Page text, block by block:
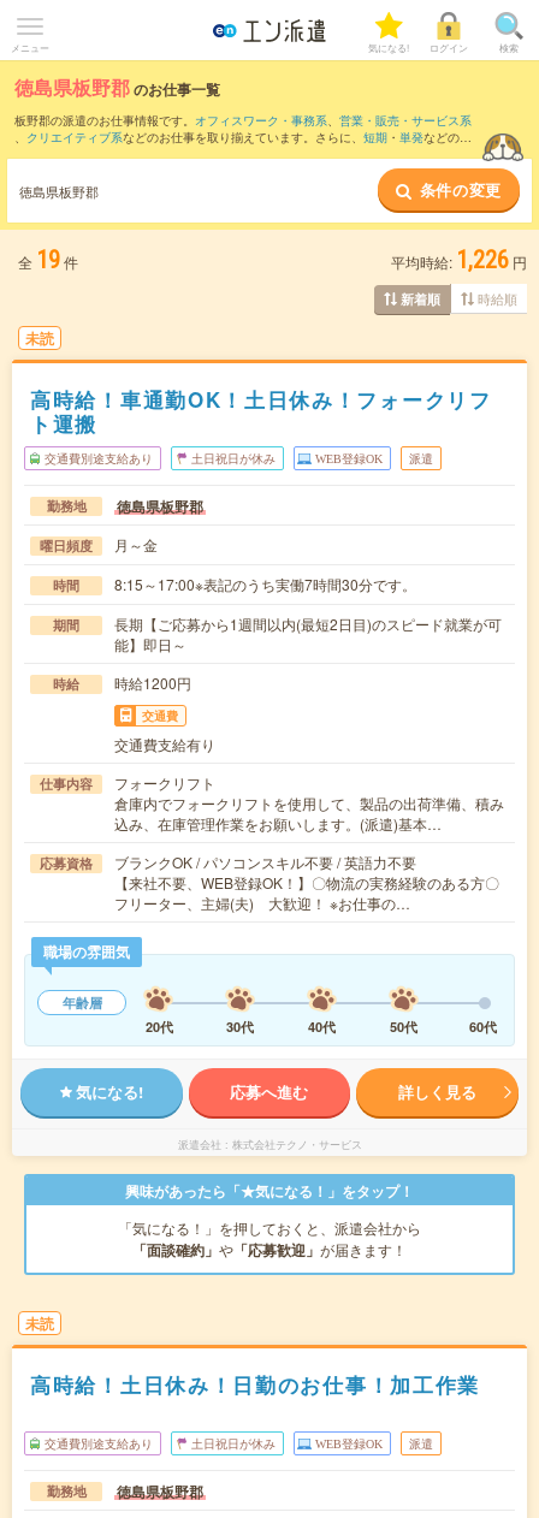
メニュー 気になる! ログイン 検索
徳島県板野郡のお仕事一覧
板野郡の派遣のお仕事情報です。 オフィスワーク・事務系、 営業・販売・サービス系
、 クリエイティブ系などのお仕事を取り揃えています。さらに、 短期 ・ 単発などの期
また、徳島市・
など隣接エリアのお仕事もご確認いただ
けます。
徳島県板野郡 条件の変更
全 19件 平均時給: 1,226 円
新着順 時給順
未読
高時給！車通勤OK！土日休み！フォークリフ
ト運搬
交通費別途支給あり 土日祝日が休み WEB登録OK 派遣
勤務地 徳島県板野郡
曜日頻度 月～金
時間 8:15～17:00※表記のうち実働7時間30分です。
期間
長期【ご応募から1週間以内(最短2日目)のスピード就業が可
能】即日～
時給 時給1200円
交通費
交通費支給有り
仕事内容
フォークリフト
倉庫内でフォークリフトを使用して、製品の出荷準備、積み
込み、在庫管理作業をお願いします。(派遣)基本…
応募資格
ブランクOK / パソコンスキル不要 / 英語力不要
【来社不要、WEB登録OK！】〇物流の実務経験のある方〇
フリーター、主婦(夫) 大歓迎！ ※お仕事の…
職場の雰囲気
年齢層
20代
30代 40代 50代 60代
気になる! 応募へ進む 詳しく見る
派遣会社 株式会社テクノ・サービス
興味があったら「★気になる！」をタップ！
「気になる！」を押しておくと、派遣会社から
「面談確約」 や 「応募歓迎」 が届きます！
未読
高時給！土日休み！日勤のお仕事！加工作業
交通費別途支給あり 土日祝日が休み WEB登録OK 派遣
勤務地 徳島県板野郡